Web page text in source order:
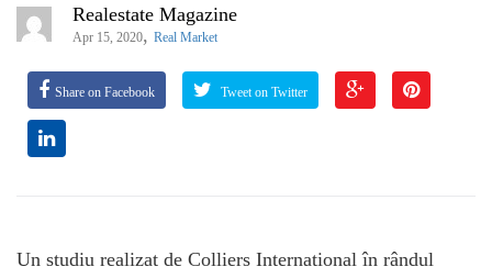
Realestate Magazine
Apr 15, 2020, Real Market
Share on Facebook Tweet on Twitter
Un studiu realizat de Colliers International în rândul